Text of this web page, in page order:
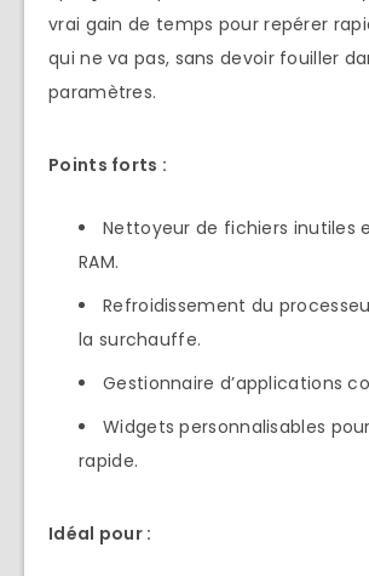
vrai gain de temps pour repérer
qui ne va pas, sans devoir fouiller
paramètres.
Points forts :
Nettoyeur de fichiers inutiles
RAM.
Refroidissement du
la surchauffe.
Gestionnaire d’applications
Widgets personnalisables
rapide.
Idéal pour :